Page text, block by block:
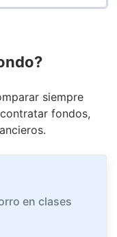
siempre
fondos,
en clases